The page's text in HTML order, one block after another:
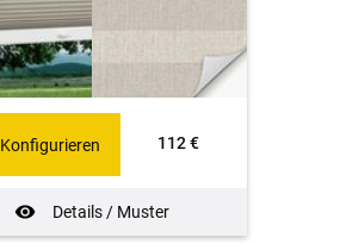
112 €
Details / Muster
Konfigurieren